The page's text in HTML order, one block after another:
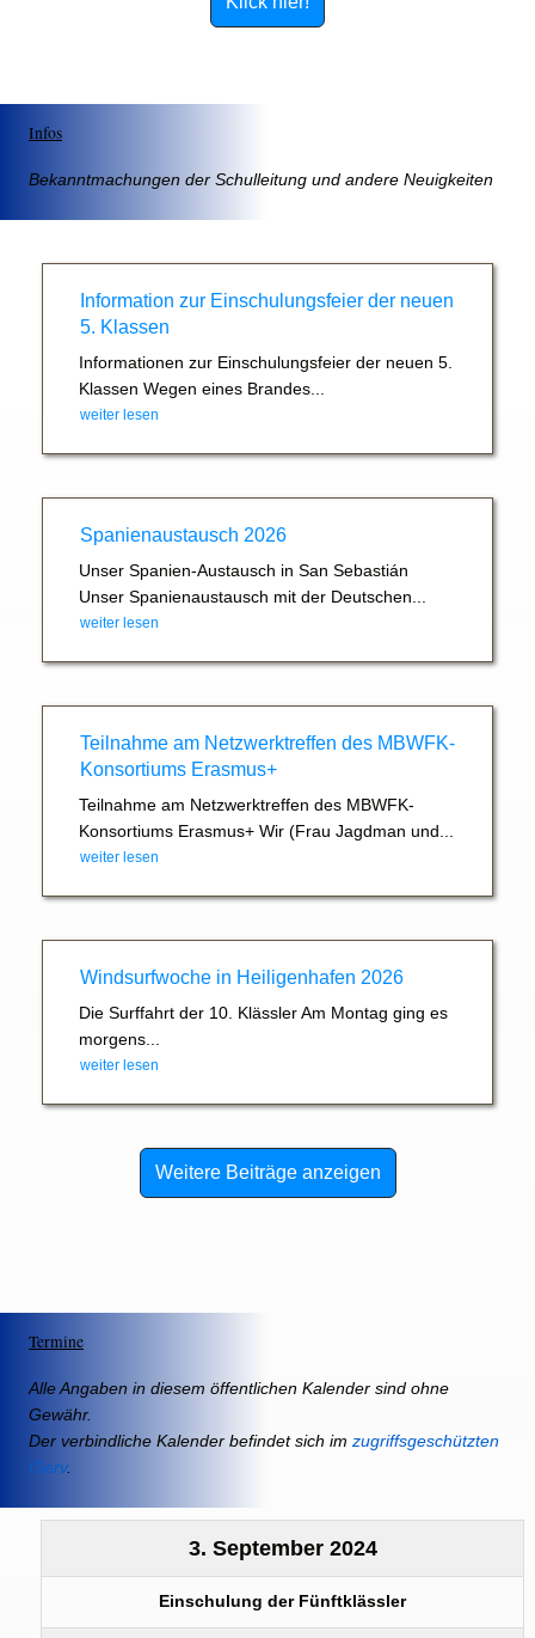
Infos
Bekanntmachungen der Schulleitung und andere Neuigkeiten
Information zur Einschulungsfeier der neuen
5. Klassen
Informationen zur Einschulungsfeier der neuen 5.
Klassen Wegen eines Brandes...
weiter lesen
Spanienaustausch 2026
Unser Spanien-Austausch in San Sebastián
Unser Spanienaustausch mit der Deutschen...
weiter lesen
Teilnahme am Netzwerktreffen des MBWFK-
Konsortiums Erasmus+
Teilnahme am Netzwerktreffen des MBWFK-
Konsortiums Erasmus+ Wir (Frau Jagdman und...
weiter lesen
Windsurfwoche in Heiligenhafen 2026
Die Surffahrt der 10. Klässler Am Montag ging es
morgens...
weiter lesen
Weitere Beiträge anzeigen
Termine
Alle Angaben in diesem öffentlichen Kalender sind ohne
Gewähr.
Der verbindliche Kalender befindet sich im zugriffsgeschützten
IServ.
3. September 2024
Einschulung der Fünftklässler